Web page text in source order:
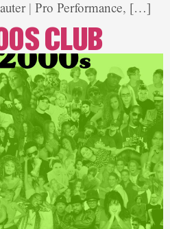
| Pro Performance, […]
CLUB